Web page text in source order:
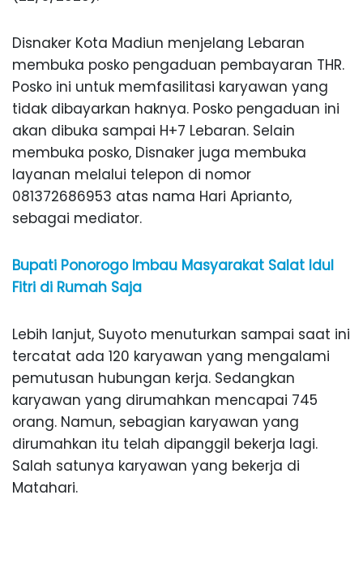
Disnaker Kota Madiun menjelang Lebaran
membuka posko pengaduan pembayaran THR.
Posko ini untuk memfasilitasi karyawan yang
tidak dibayarkan haknya. Posko pengaduan ini
akan dibuka sampai H+7 Lebaran. Selain
membuka posko, Disnaker juga membuka
layanan melalui telepon di nomor
081372686953 atas nama Hari Aprianto,
sebagai mediator.
Bupati Ponorogo Imbau Masyarakat Salat Idul
Fitri di Rumah Saja
Lebih lanjut, Suyoto menuturkan sampai saat ini
tercatat ada 120 karyawan yang mengalami
pemutusan hubungan kerja. Sedangkan
karyawan yang dirumahkan mencapai 745
orang. Namun, sebagian karyawan yang
dirumahkan itu telah dipanggil bekerja lagi.
Salah satunya karyawan yang bekerja di
Matahari.